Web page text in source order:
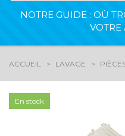
NOTRE GUIDE : OÙ
VOTRE
ACCUEIL LAVAGE
En stock